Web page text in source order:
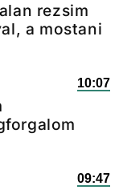
rezsim
a mostani
10:07
09:47